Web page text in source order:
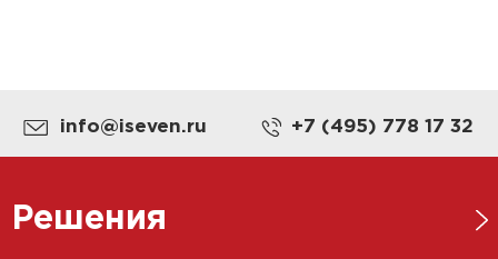
info@iseven.ru +7 (495) 778 17 32
Решения